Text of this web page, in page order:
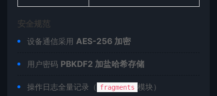
​安全规范​
设备通信采用 ​ ​AES-256 加密​
用户密码 ​ ​PBKDF2 加盐哈希存储​
操作日志全量记录（ fragments 模块）